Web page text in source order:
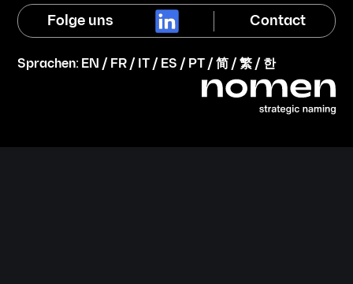
Folge uns Contact
Sprachen: EN / FR / IT / ES / PT /简 /繁 / 한